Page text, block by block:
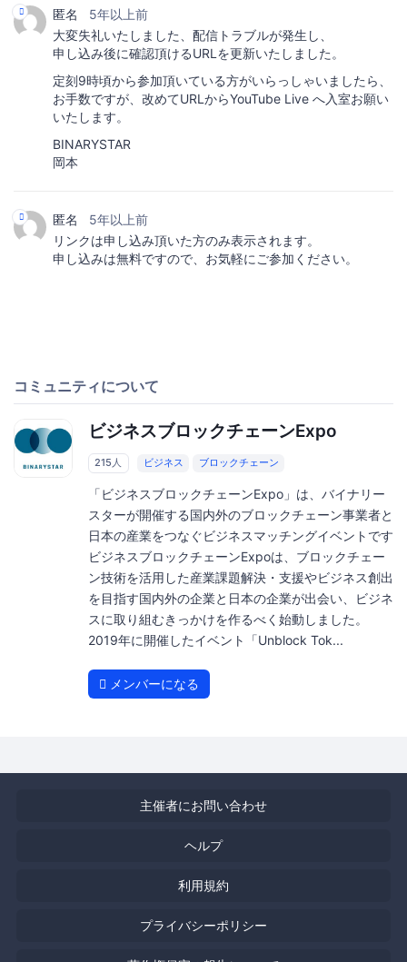
匿名
5年以上前
大変失礼いたしました、配信トラブルが発生し、
申し込み後に確認頂けるURLを更新いたしました。
定刻9時頃から参加頂いている方がいらっしゃいましたら、
お手数ですが、改めてURLからYouTube Live へ入室お願い
いたします。
BINARYSTAR
岡本
匿名
5年以上前
リンクは申し込み頂いた方のみ表示されます。
申し込みは無料ですので、お気軽にご参加ください。
コミュニティについて
ビジネスブロックチェーンExpo
215人 ビジネス ブロックチェーン
「ビジネスブロックチェーンExpo」は、バイナリー
スターが開催する国内外のブロックチェーン事業者と
日本の産業をつなぐビジネスマッチングイベントです
ビジネスブロックチェーンExpoは、ブロックチェー
ン技術を活用した産業課題解決・支援やビジネス創出
を目指す国内外の企業と日本の企業が出会い、ビジネ
スに取り組むきっかけを作るべく始動しました。
2019年に開催したイベント「Unblock Tok...
メンバーになる
主催者にお問い合わせ
ヘルプ
利用規約
プライバシーポリシー